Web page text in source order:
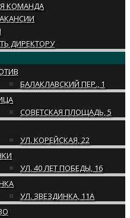
КОМАНДА
ДИРЕКТОРУ
БАЛАКЛАВСКИЙ ПЕР., 1
СОВЕТСКАЯ ПЛОЩАДЬ, 5
УЛ. КОРЕЙСКАЯ, 22
УЛ. 40 ЛЕТ ПОБЕДЫ, 16
УЛ. ЗВЕЗДИНКА, 11А